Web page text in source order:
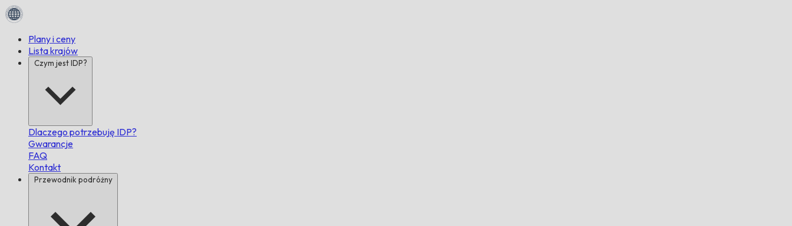
Plany i ceny
Lista krajów
Czym jest IDP?
Dlaczego potrzebuję IDP?
Gwarancje
FAQ
Kontakt
Przewodnik podróżny